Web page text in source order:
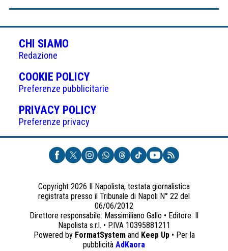
CHI SIAMO
Redazione
COOKIE POLICY(APRE
IN
UNA
NUOVA
Preferenze pubblicitarie
PRIVACY POLICY(APRE
UNA
NUOVA
SCHEDA)
Preferenze privacy
Copyright 2026 Il Napolista, testata giornalistica
registrata presso il Tribunale di Napoli N° 22 del
06/06/2012
Direttore responsabile: Massimiliano Gallo • Editore: Il
Napolista s.r.l. • P.IVA 10395881211
Powered by FormatSystemand Keep Up• Per la
pubblicità AdKaora